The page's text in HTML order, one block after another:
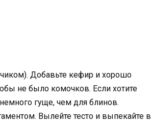
Добавьте кефир и хорошо
не было комочков. Если хотите
гуще, чем для блинов.
Вылейте тесто и выпекайте в